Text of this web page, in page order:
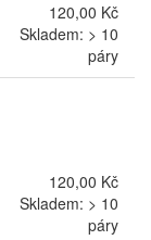
120,00 Kč
Skladem: > 10
páry
120,00 Kč
Skladem: > 10
páry